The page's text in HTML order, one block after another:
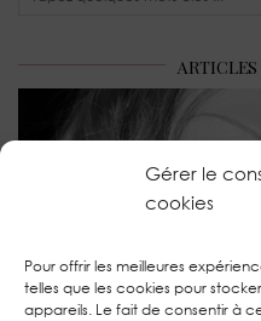
Gérer le
cookies
Pour offrir les meilleures
telles que les cookies pour
appareils. Le fait de consentir à